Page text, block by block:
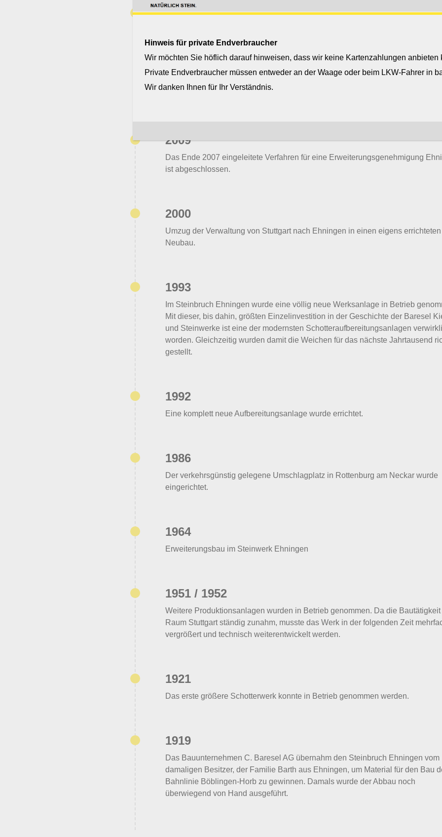
2012
genehmigt. Damit wird die Umwelt geschont und Ressourcen gespart. Die beim
Abbruch von Bauwerken anfallenden Materialien sollen wieder in den
einer geeigneten Sieb- und Brechtechnik bereiten wir zertifiziertes Material auf.
2009
Das Ende 2007 eingeleitete Verfahren für eine Erweiterungsgenehmigung
ist abgeschlossen.
2000
Umzug der Verwaltung von Stuttgart nach Ehningen in einen eigens errichteten
Neubau.
1993
Im Steinbruch Ehningen wurde eine völlig neue Werksanlage in Betrieb
Mit dieser, bis dahin, größten Einzelinvestition in der Geschichte der Baresel
und Steinwerke ist eine der modernsten Schotteraufbereitungsanlagen
worden. Gleichzeitig wurden damit die Weichen für das nächste Jahrtausend
gestellt.
1992
Eine komplett neue Aufbereitungsanlage wurde errichtet.
1986
Der verkehrsgünstig gelegene Umschlagplatz in Rottenburg am Neckar wurde
eingerichtet.
1964
Erweiterungsbau im Steinwerk Ehningen
1951 / 1952
Weitere Produktionsanlagen wurden in Betrieb genommen. Da die Bautätigkeit
Raum Stuttgart ständig zunahm, musste das Werk in der folgenden Zeit
vergrößert und technisch weiterentwickelt werden.
1921
Das erste größere Schotterwerk konnte in Betrieb genommen werden.
1919
Das Bauunternehmen C. Baresel AG übernahm den Steinbruch Ehningen vom
damaligen Besitzer, der Familie Barth aus Ehningen, um Material für den Bau
Bahnlinie Böblingen-Horb zu gewinnen. Damals wurde der Abbau noch
überwiegend von Hand ausgeführt.
Hinweis für private Endverbraucher
Wir möchten Sie höflich darauf hinweisen, dass wir keine Kartenzahlungen anbieten
Private Endverbraucher müssen entweder an der Waage oder beim LKW-Fahrer in
Wir danken Ihnen für Ihr Verständnis.